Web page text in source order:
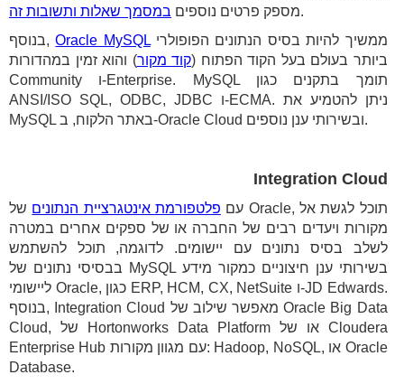
מספק פרטים נוספים במסמך שאלות ותשובות זה
.
בנוסף,Oracle MySQLממשיך להיות בסיס הנתונים הפופולרי
ביותר בעולם בעל הקוד הפתוח (קוד מקור) והוא זמין במהדורות
Community ו-Enterprise. MySQL תומך בתקנים כגון
ANSI/ISO SQL, ODBC, JDBC ו-ECMA. ניתן להטמיע את
MySQL באתר הלקוח, ב-Oracle Cloud ובשירותי ענן נוספים.
Integration Cloud
עם פלטפורמת אינטגרציית הנתונים של Oracle, תוכל לגשת אל
מקורות ויעדים רבים של החברה או של ספקים אחרים במטרה
לשלב בסיס נתונים עם יישומים. לדוגמה, תוכל להשתמש
בבסיסי נתונים של MySQL בשירותי ענן חיצוניים כמקור מידע
ליישומי Oracle, כגון ERP, HCM, CX, NetSuite ו-JD Edwards.
בנוסף, Integration Cloud מאפשר שילוב של Oracle Big Data
Cloud, של Hortonworks Data Platform או של Cloudera
Enterprise Hub עם מגוון מקורות: Hadoop, NoSQL, או Oracle
Database.